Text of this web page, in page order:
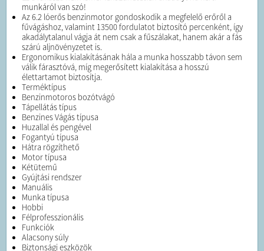
munkáról van szó!
Az 6.2 lóerős benzinmotor gondoskodik a megfelelő erőről a
fűvágáshoz, valamint 13500 fordulatot biztosító percenként, így
akadálytalanul vágja át nem csak a fűszálakat, hanem akár a fás
szárú aljnövényzetet is.
Ergonomikus kialakításának hála a munka hosszabb távon sem
válik fárasztóvá, míg megerősített kialakítása a hosszú
élettartamot biztosítja.
Terméktípus
Benzinmotoros bozótvágó
Tápellátás típus
Benzines Vágás típusa
Huzallal és pengével
Fogantyú típusa
Hátra rögzíthető
Motor típusa
Kétütemű
Gyújtási rendszer
Manuális
Munka típusa
Hobbi
Félprofesszionális
Funkciók
Alacsony súly
Biztonsági eszközök